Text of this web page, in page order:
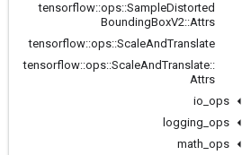
tensorflow::ops::SampleDistorted
BoundingBoxV2::Attrs
tensorflow::ops::ScaleAndTranslate
tensorflow::ops::ScaleAndTranslate::
Attrs
io ops
logging ops
math ops